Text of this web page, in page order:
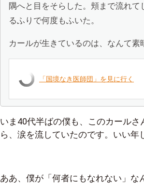
隅へと目をそらした。頬まで流れ
るふりで何度もふいた。
カールが生きているのは、なんて素
「国境なき医師団」を見に行く
いま 40代半ばの僕も、このカール
ら、涙を流していたのです。いい年
ああ、僕が「何者にもなれない」な